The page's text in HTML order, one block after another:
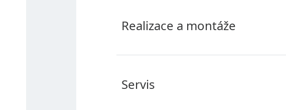
Realizace a montáže
Servis